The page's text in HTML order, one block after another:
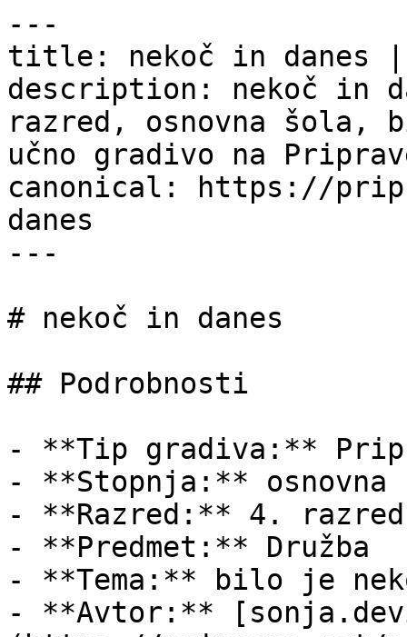
---
title: nekoč in danes |
description: nekoč in
razred, osnovna šola,
učno gradivo na
canonical: https://
danes
---
# nekoč in danes
## Podrobnosti
- **Tip gradiva:**
- **Stopnja:** osnovna
- **Razred:** 4. razred
- **Predmet:** Družba
- **Tema:** bilo je
- **Avtor:**